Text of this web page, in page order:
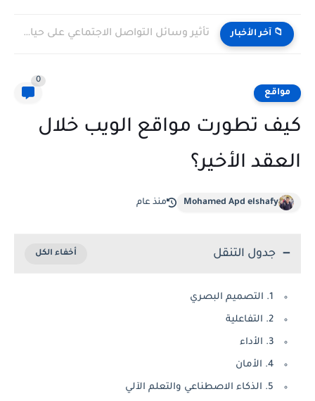
📁 آخر الأخبار تأثير وسائل التواصل الاجتماعي على حياتنا اليومية: بين الفوائد والتحديات
مواقع
0
كيف تطورت مواقع الويب خلال
العقد الأخير؟
Mohamed Apd elshafy منذ عام
جدول التنقل
1. التصميم البصري
2. التفاعلية
3. الأداء
4. الأمان
5. الذكاء الاصطناعي والتعلم الآلي